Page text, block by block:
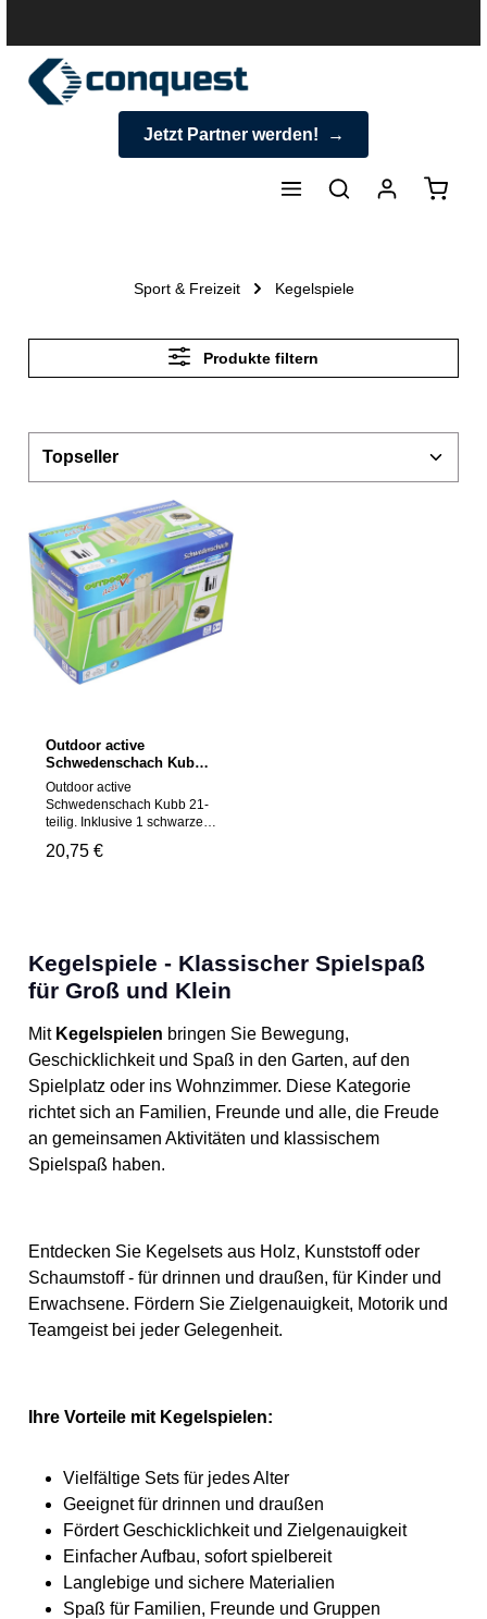
Jetzt Partner werden!
Sport & Freizeit Kegelspiele
Produkte filtern
Outdoor active
Schwedenschach Kubb
21-teilig
Outdoor active
Schwedenschach Kubb 21-
teilig. Inklusive 1 schwarzen
Aufbewahrung. Maße ca.
Teile. Erstickungsgefahr.
Beaufsichtigung durch einen
Erwachsenen erforderlich.
Gestaltung behalten wir uns
vor. Bewahren Sie die
Verpackung auf, da sie
wichtige Warnhinweise
enthält. Achtung! Nicht für
Kinder unter 3 Jahren
geeignet, da Kleinteile
verschluckt werden können.
Erstickungsgefahr!
Regulärer Preis:
20,75 €
Kegelspiele - Klassischer Spielspaß
für Groß und Klein
Mit Kegelspielen bringen Sie Bewegung,
Geschicklichkeit und Spaß in den Garten, auf den
Spielplatz oder ins Wohnzimmer. Diese Kategorie
richtet sich an Familien, Freunde und alle, die Freude
an gemeinsamen Aktivitäten und klassischem
Spielspaß haben.
Entdecken Sie Kegelsets aus Holz, Kunststoff oder
Schaumstoff - für drinnen und draußen, für Kinder und
Erwachsene. Fördern Sie Zielgenauigkeit, Motorik und
Teamgeist bei jeder Gelegenheit.
Ihre Vorteile mit Kegelspielen:
Vielfältige Sets für jedes Alter
Geeignet für drinnen und draußen
Fördert Geschicklichkeit und Zielgenauigkeit
Einfacher Aufbau, sofort spielbereit
Langlebige und sichere Materialien
Spaß für Familien, Freunde und Gruppen